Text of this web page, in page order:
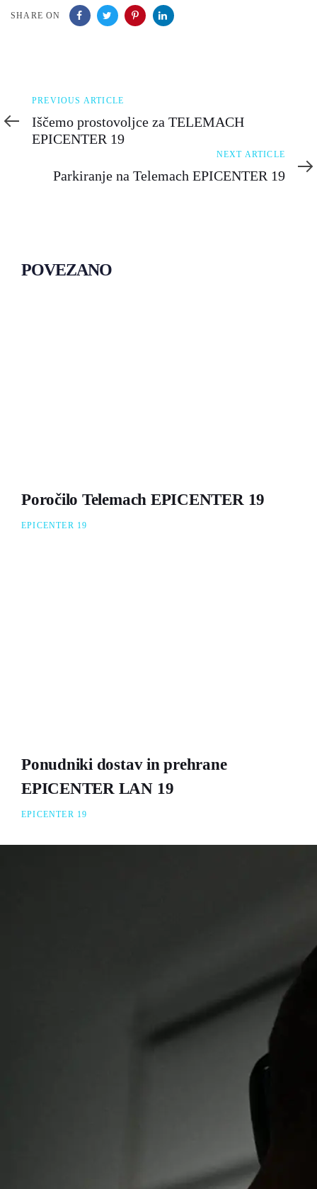
SHARE ON
Previous
Article
PREVIOUS ARTICLE
Iščemo prostovoljce za TELEMACH
EPICENTER 19
Article
NEXT ARTICLE
Parkiranje na Telemach EPICENTER 19
POVEZANO
Poročilo Telemach EPICENTER 19
EPICENTER 19
Ponudniki dostav in prehrane
EPICENTER LAN 19
EPICENTER 19